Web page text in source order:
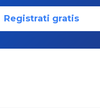
Registrati gratis